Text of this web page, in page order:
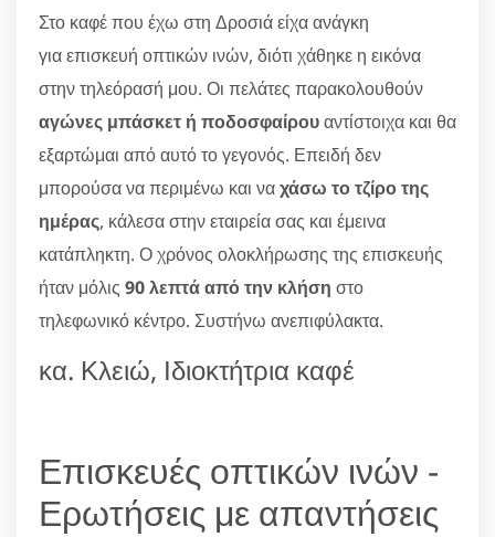
Στο καφέ που έχω στη Δροσιά είχα ανάγκη
για επισκευή οπτικών ινών, διότι χάθηκε η εικόνα
στην τηλεόρασή μου. Οι πελάτες παρακολουθούν
αγώνες μπάσκετ ή ποδοσφαίρουαντίστοιχα και θα
εξαρτώμαι από αυτό το γεγονός. Επειδή δεν
μπορούσα να περιμένω και ναχάσω το τζίρο της
ημέρας, κάλεσα στην εταιρεία σας και έμεινα
κατάπληκτη. Ο χρόνος ολοκλήρωσης της επισκευής
ήταν μόλις 90 λεπτά από την κλήση στο
τηλεφωνικό κέντρο. Συστήνω ανεπιφύλακτα.
κα. Κλειώ, Ιδιοκτήτρια καφέ
Επισκευές οπτικών ινών -
Ερωτήσεις με απαντήσεις